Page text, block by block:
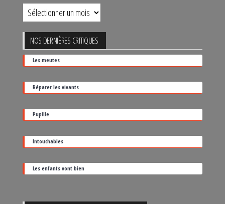
Retrouver
un
film
par
sa
date
de
sortie
NOS DERNIÈRES CRITIQUES
Les meutes
Réparer les vivants
Pupille
Intouchables
Les enfants vont bien